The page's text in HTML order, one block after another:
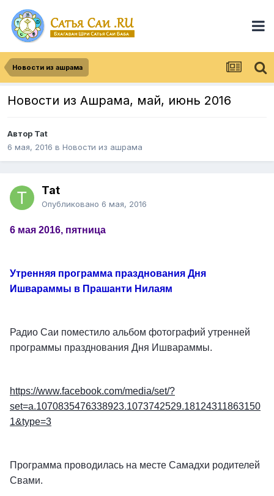
Новости из ашрама
Новости из Ашрама, май, июнь 2016
Автор Tat
6 мая, 2016 в Новости из ашрама
Tat
Опубликовано 6 мая, 2016
6 мая 2016, пятница
Утренняя программа празднования Дня
Ишвараммы в Прашанти Нилаям
Радио Саи поместило альбом фотографий утренней
программы празднования Дня Ишвараммы.
https://www.facebook.com/media/set/?
set=a.1070835476338923.1073742529.18124311863150
1&type=3
Программа проводилась на месте Самадхи родителей
Свами.